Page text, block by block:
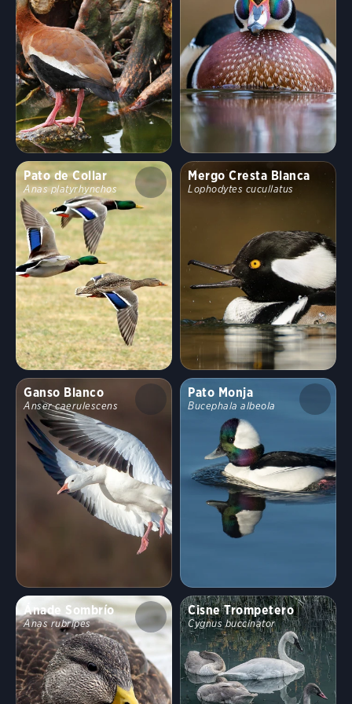
Hábitat
Arbustas, sabanas y matorrales Arroyos y cañones
Bosques y bosques Campos, prados y praderas
Costas y costas Hábitats desérticos y áridos
Humedales de agua dulce
Montañas altas Humedales de agua salada
Lagos, estanques y ríos Vertederos y vertederos
Tundra y hábitats boreales
Comportamiento
Vuelo directo Altísimo Guía/Guía
Ondulado Rubor Rareza Formación
Caminando Saltando Nadar
Divertido
Pato de Collar
Anas platyrhynchos
Mergo Cresta Blanca
Lophodytes cucullatus
Ganso Blanco
Anser caerulescens
Pato Monja
Bucephala albeola
Ánade Sombrío
Anas rubripes
Cisne Trompetero
Cygnus buccinator